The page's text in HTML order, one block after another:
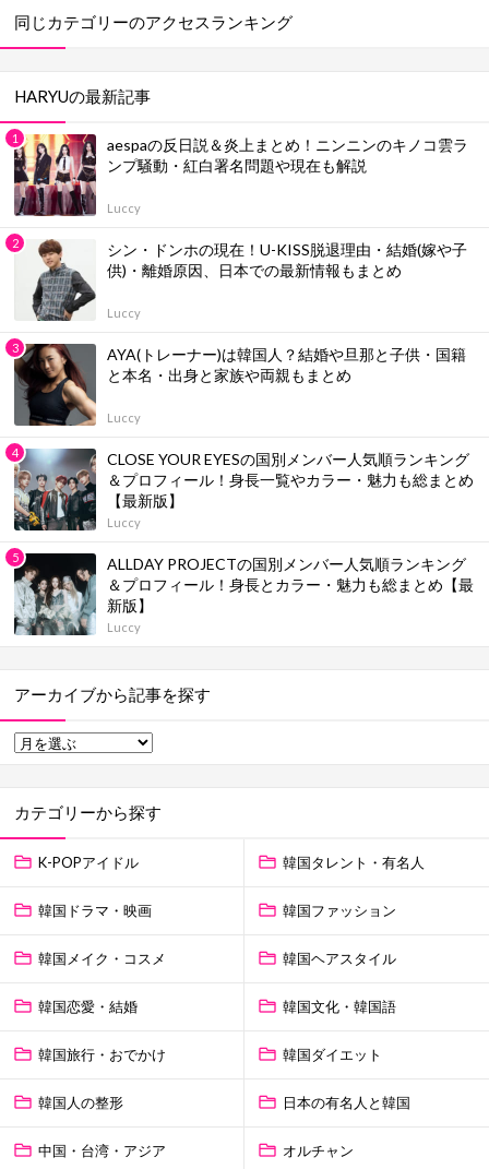
同じカテゴリーのアクセスランキング
HARYUの最新記事
aespaの反日説＆炎上まとめ！ニンニンのキノコ雲ラ
ンプ騒動・紅白署名問題や現在も解説
Luccy
シン・ドンホの現在！U-KISS脱退理由・結婚(嫁や子
供)・離婚原因、日本での最新情報もまとめ
Luccy
AYA(トレーナー)は韓国人？結婚や旦那と子供・国籍
と本名・出身と家族や両親もまとめ
Luccy
CLOSE YOUR EYESの国別メンバー人気順ランキング
＆プロフィール！身長一覧やカラー・魅力も総まとめ
【最新版】
Luccy
ALLDAY PROJECTの国別メンバー人気順ランキング
＆プロフィール！身長とカラー・魅力も総まとめ【最
新版】
Luccy
アーカイブから記事を探す
カテゴリーから探す
K-POPアイドル 韓国タレント・有名人
韓国ドラマ・映画 韓国ファッション
韓国メイク・コスメ 韓国ヘアスタイル
韓国恋愛・結婚 韓国文化・韓国語
韓国旅行・おでかけ 韓国ダイエット
韓国人の整形 日本の有名人と韓国
中国・台湾・アジア オルチャン